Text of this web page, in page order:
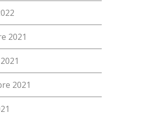
ouvertes 2026
interentreprises
et plan de l’école
2021
2021